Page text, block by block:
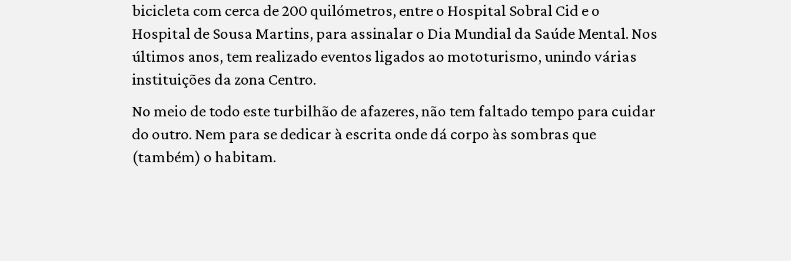
bicicleta com cerca de 200 quilómetros, entre o Hospital Sobral Cid e o
Hospital de Sousa Martins, para assinalar o Dia Mundial da Saúde Mental. Nos
últimos anos, tem realizado eventos ligados ao mototurismo, unindo várias
instituições da zona Centro.
No meio de todo este turbilhão de afazeres, não tem faltado tempo para cuidar
do outro. Nem para se dedicar à escrita onde dá corpo às sombras que
(também) o habitam.